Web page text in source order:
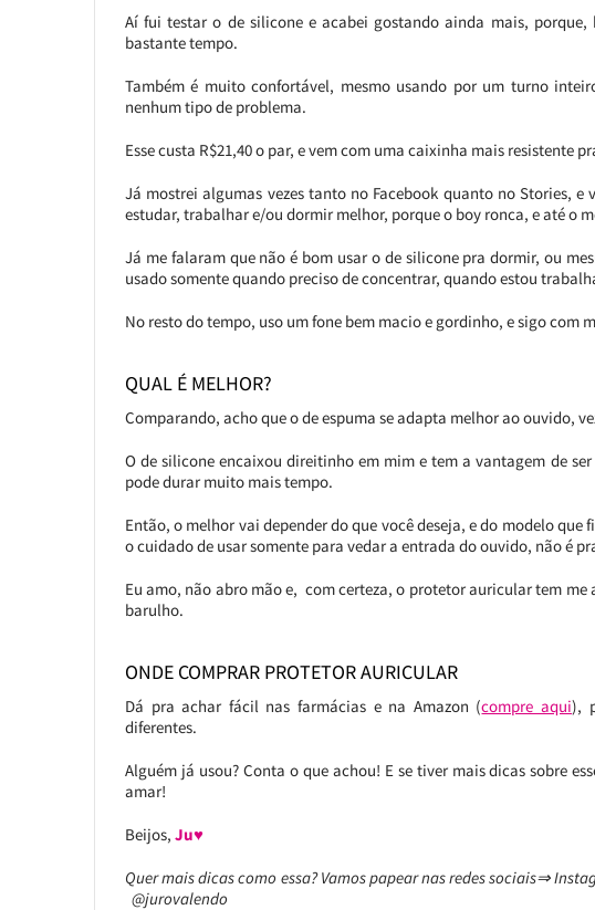
Aí fui testar o de silicone e acabei gostando ainda mais,
bastante tempo.
Também é muito confortável, mesmo usando por um turno
nenhum tipo de problema.
Esse custa R$21,40 o par, e vem com uma caixinha mais resistente
Já mostrei algumas vezes tanto no Facebook quanto no Stories,
estudar, trabalhar e/ou dormir melhor, porque o boy ronca, e até o
Já me falaram que não é bom usar o de silicone pra dormir, ou
usado somente quando preciso de concentrar, quando estou
No resto do tempo, uso um fone bem macio e gordinho, e sigo com
QUAL É MELHOR?
Comparando, acho que o de espuma se adapta melhor ao ouvido,
O de silicone encaixou direitinho em mim e tem a vantagem de
pode durar muito mais tempo.
Então, o melhor vai depender do que você deseja, e do modelo que
o cuidado de usar somente para vedar a entrada do ouvido, não é
Eu amo, não abro mão e, com certeza, o protetor auricular tem
barulho.
ONDE COMPRAR PROTETOR AURICULAR
Dá pra achar fácil nas farmácias e na Amazon (compre aqui),
diferentes.
Alguém já usou? Conta o que achou! E se tiver mais dicas sobre
amar!
Beijos, Ju♥
Quer mais dicas como essa? Vamos papear nas redes sociais⇒
@jurovalendo